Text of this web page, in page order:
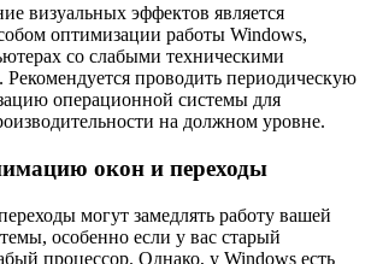
визуальных эффектов является
оптимизации работы Windows,
со слабыми техническими
Рекомендуется проводить периодическую
операционной системы для
на должном уровне.
окон и переходы
могут замедлять работу вашей
особенно если у вас старый
процессор. Однако, у Windows есть